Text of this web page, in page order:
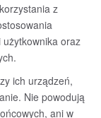
z
oraz
ich urządzeń,
Nie powodują
ani w